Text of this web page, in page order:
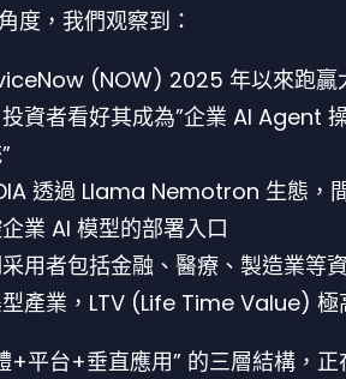
度，我們观察到：
(NOW) 2025 年以來跑贏
資者看好其成為”企業 AI Agent
透過 Llama Nemotron 生態，
業 AI 模型的部署入口
用者包括金融、醫療、製造業等
產業，LTV (Life Time Value) 極
+平台+垂直應用” 的三層結構，正